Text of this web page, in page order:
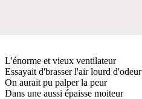
L'énorme et vieux ventilateur
Essayait d'brasser l'air lourd d'odeur
On aurait pu palper la peur
Dans une aussi épaisse moiteur